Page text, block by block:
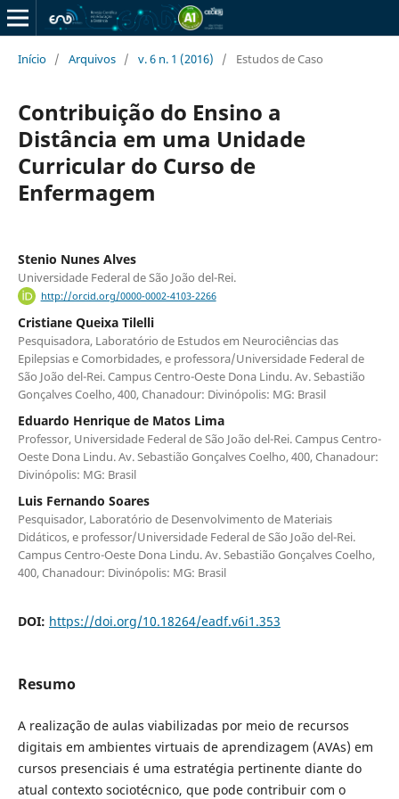
Início / Arquivos / v. 6 n. 1 (2016) / Estudos de Caso
Contribuição do Ensino a
Distância em uma Unidade
Curricular do Curso de
Enfermagem
Stenio Nunes Alves
Universidade Federal de São João del-Rei.
http://orcid.org/0000-0002-4103-2266
Cristiane Queixa Tilelli
Pesquisadora, Laboratório de Estudos em Neurociências das
Epilepsias e Comorbidades, e professora/Universidade Federal de
São João del-Rei. Campus Centro-Oeste Dona Lindu. Av. Sebastião
Gonçalves Coelho, 400, Chanadour: Divinópolis: MG: Brasil
Eduardo Henrique de Matos Lima
Professor, Universidade Federal de São João del-Rei. Campus Centro-
Oeste Dona Lindu. Av. Sebastião Gonçalves Coelho, 400, Chanadour:
Divinópolis: MG: Brasil
Luis Fernando Soares
Pesquisador, Laboratório de Desenvolvimento de Materiais
Didáticos, e professor/Universidade Federal de São João del-Rei.
Campus Centro-Oeste Dona Lindu. Av. Sebastião Gonçalves Coelho,
400, Chanadour: Divinópolis: MG: Brasil
DOI: https://doi.org/10.18264/eadf.v6i1.353
Resumo
A realização de aulas viabilizadas por meio de recursos
digitais em ambientes virtuais de aprendizagem (AVAs) em
cursos presenciais é uma estratégia pertinente diante do
atual contexto sociotécnico, que pode contribuir com o